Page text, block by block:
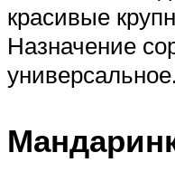
красивые
Назначение
универсальное.